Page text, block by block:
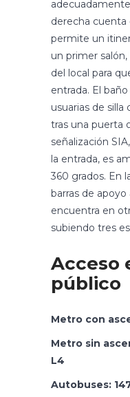
derecha cuenta
permite un
un primer
del local para
entrada. El
usuarias de silla
tras una puerta
señalización
la entrada, es
360 grados. En
barras de apoyo
encuentra en
subiendo tres
Acceso
público
Metro con
Metro sin
L4
Autobuses: